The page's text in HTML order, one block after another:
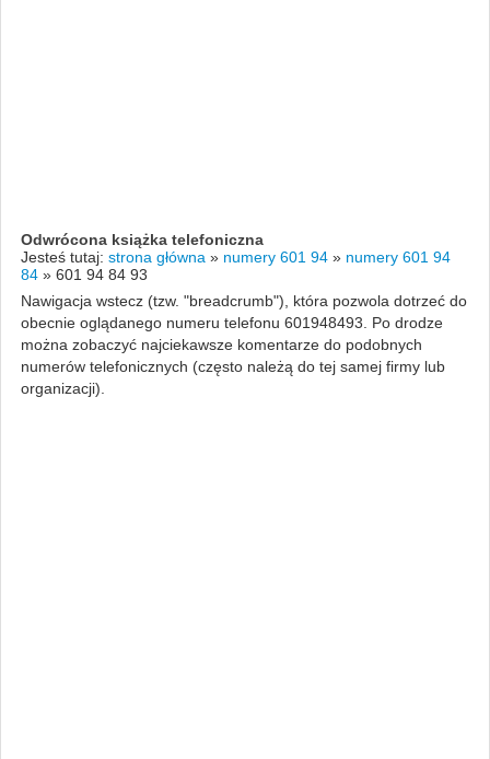
Odwrócona książka telefoniczna
Jesteś tutaj: strona główna » numery 601 94 » numery 601 94
84 » 601 94 84 93
Nawigacja wstecz (tzw. "breadcrumb"), która pozwola dotrzeć do
obecnie oglądanego numeru telefonu 601948493. Po drodze
można zobaczyć najciekawsze komentarze do podobnych
numerów telefonicznych (często należą do tej samej firmy lub
organizacji).